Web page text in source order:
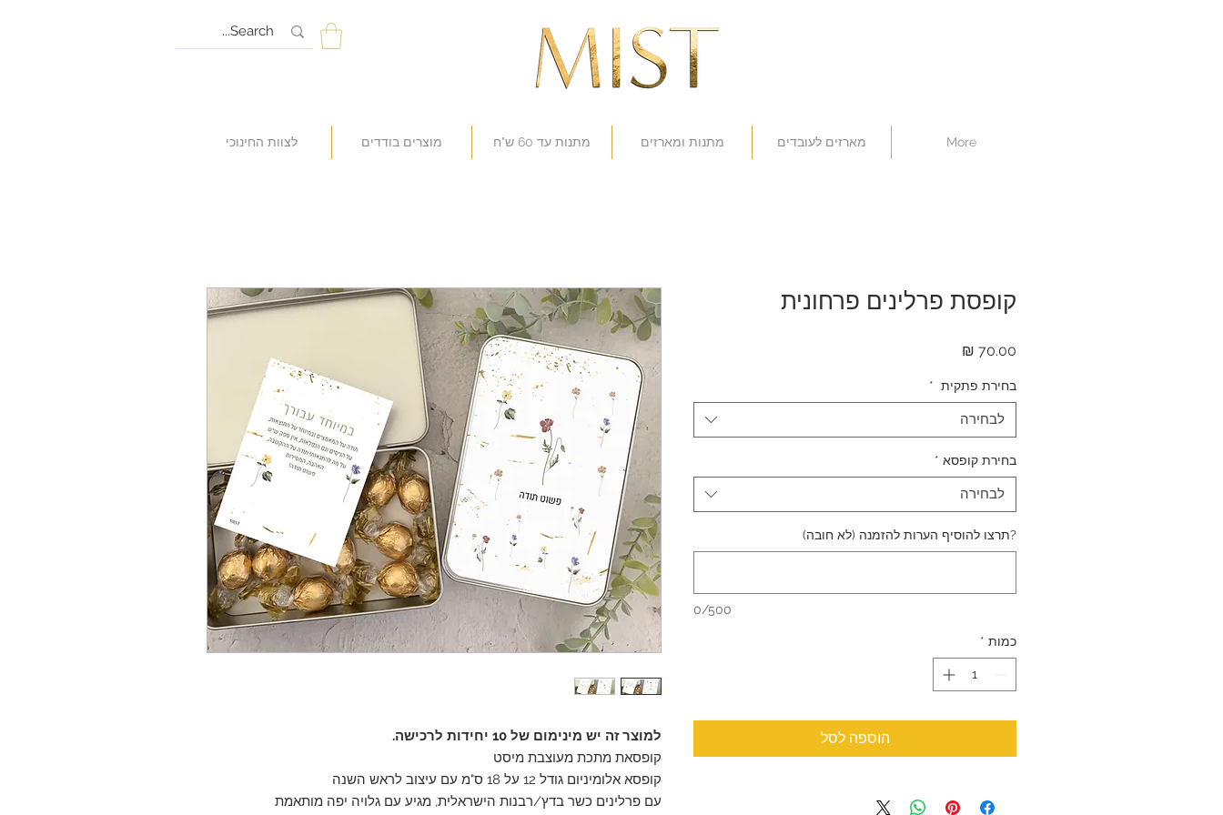
לצוות החינוכי מוצרים בודדים מתנות עד 60 ש"ח מתנות ומארזים מארזים לעובדים More
למוצר זה יש מינימום של 10 יחידות לרכישה.
קופסאת מתכת מעוצבת מיסט
קופסא אלומיניום גודל 12 על 18 ס"מ עם עיצוב לראש השנה
עם פרלינים כשר בדץ/רבנות הישראלית, מגיע עם גלויה יפה מותאמת
קופסת פרלינים פרחונית
בחירת פתקית *
לבחירה
בחירת קופסא *
לבחירה
?תרצו להוסיף הערות להזמנה (לא חובה)
0/500
כמות *
הוספה לסל